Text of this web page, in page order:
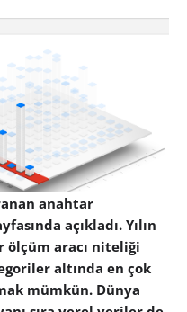
anahtar
açıkladı. Yılın
aracı niteliği
altında en çok
mümkün. Dünya